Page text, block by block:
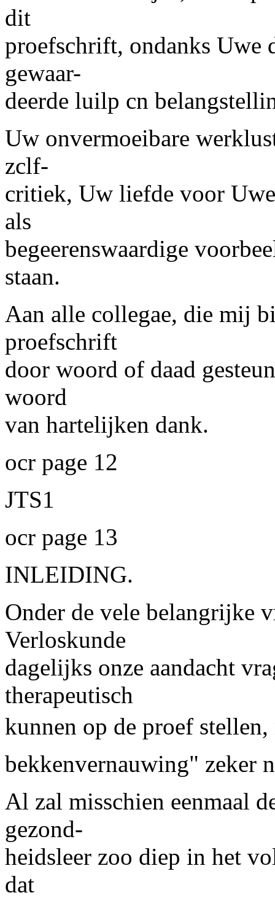
dit
proefschrift, ondanks Uwe
gewaar-
deerde luilp cn
Uw onvermoeibare
zclf-
critiek, Uw liefde voor
als
begeerenswaardige
staan.
Aan alle collegae, die mij
proefschrift
door woord of daad
woord
van hartelijken dank.
ocr page 12
JTS1
ocr page 13
INLEIDING.
Onder de vele belangrijke
Verloskunde
dagelijks onze aandacht
therapeutisch
kunnen op de proef stellen,
bekkenvernauwing" zeker
Al zal misschien eenmaal
gezond-
heidsleer zoo diep in het
dat